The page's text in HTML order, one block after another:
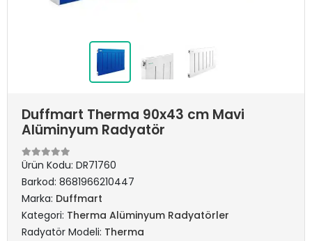
Duffmart Therma 90x43 cm Mavi
Alüminyum Radyatör
Ürün Kodu: DR71760
Barkod: 8681966210447
Marka: Duffmart
Kategori: Therma Alüminyum Radyatörler
Radyatör Modeli: Therma